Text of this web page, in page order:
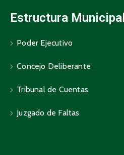
Estructura
Poder Ejecutivo
Concejo Deliberante
Tribunal de Cuentas
Juzgado de Faltas